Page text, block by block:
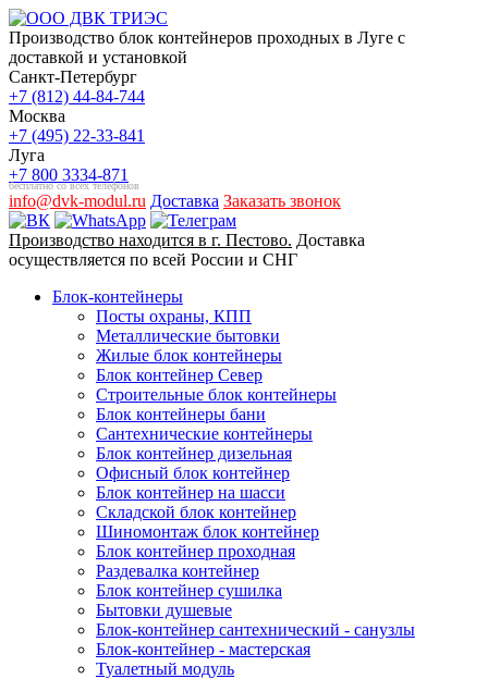
Производство блок контейнеров проходных в Луге с
доставкой и установкой
Санкт-Петербург
+7 (812) 44-84-744
Москва
+7 (495) 22-33-841
Луга
+7 800 3334-871
бесплатно со всех телефонов
info@dvk-modul.ru Доставка Заказать звонок
Производство находится в г. Пестово. Доставка
осуществляется по всей России и СНГ
Блок-контейнеры
Посты охраны, КПП
Металлические бытовки
Жилые блок контейнеры
Блок контейнер Север
Строительные блок контейнеры
Блок контейнеры бани
Сантехнические контейнеры
Блок контейнер дизельная
Офисный блок контейнер
Блок контейнер на шасси
Складской блок контейнер
Шиномонтаж блок контейнер
Блок контейнер проходная
Раздевалка контейнер
Блок контейнер сушилка
Бытовки душевые
Блок-контейнер сантехнический - санузлы
Блок-контейнер - мастерская
Туалетный модуль